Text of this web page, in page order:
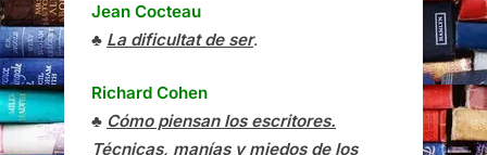
Jean Cocteau
♣ La dificultat de ser.
Richard Cohen
♣ Cómo piensan los escritores.
Técnicas, manías y miedos de los